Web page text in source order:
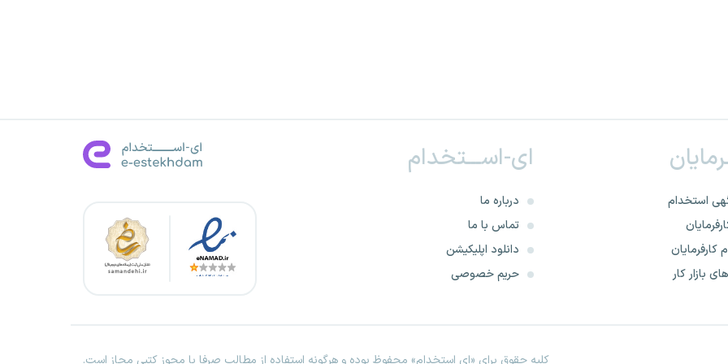
استخدام
کارفرمایان
بازار کار
ای-اســـتخدام
درباره ما
تماس با ما
دانلود اپلیکیشن
حریم خصوصی
کلیه حقوق برای «ای استخدام» محفوظ بوده و هرگونه استفاده از مطالب صرفا با مجوز کتبی مجاز است.